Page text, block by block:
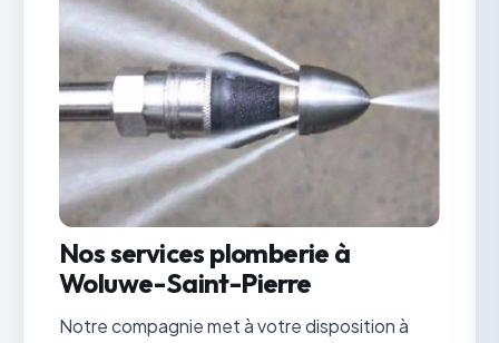
Nos services plomberie à
Woluwe-Saint-Pierre
Notre compagnie met à votre disposition à